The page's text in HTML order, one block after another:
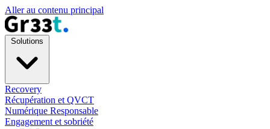
Aller au contenu principal
Recovery
Récupération et QVCT
Numérique Responsable
Engagement et sobriété